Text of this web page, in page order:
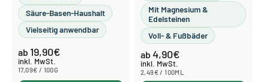
Säure-Basen-Haushalt
Vielseitig anwendbar
ab Normaler
Preis
19,90€
inkl. MwSt.
STÜCKPREIS
17,09€ / PRO
100G
Mit Magnesium &
Edelsteinen
Voll- & Fußbäder
ab Normaler
Preis
4,90€
inkl. MwSt.
STÜCKPREIS
2,49€ / PRO
100ML